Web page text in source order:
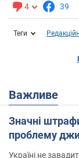
4 39
Теги
Важливе
Значні
проблему
Україні не